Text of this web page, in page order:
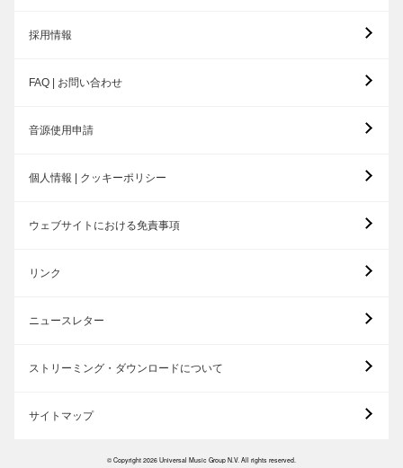
採用情報
FAQ | お問い合わせ
音源使用申請
個人情報 | クッキーポリシー
ウェブサイトにおける免責事項
リンク
ニュースレター
ストリーミング・ダウンロードについて
サイトマップ
© Copyright 2026 Universal Music Group N.V. All rights reserved.